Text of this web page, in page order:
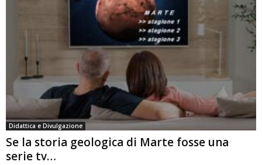
Didattica e Divulgazione
Se la storia geologica di Marte fosse una
serie tv…